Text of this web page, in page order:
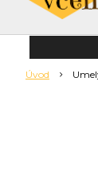
Úvod